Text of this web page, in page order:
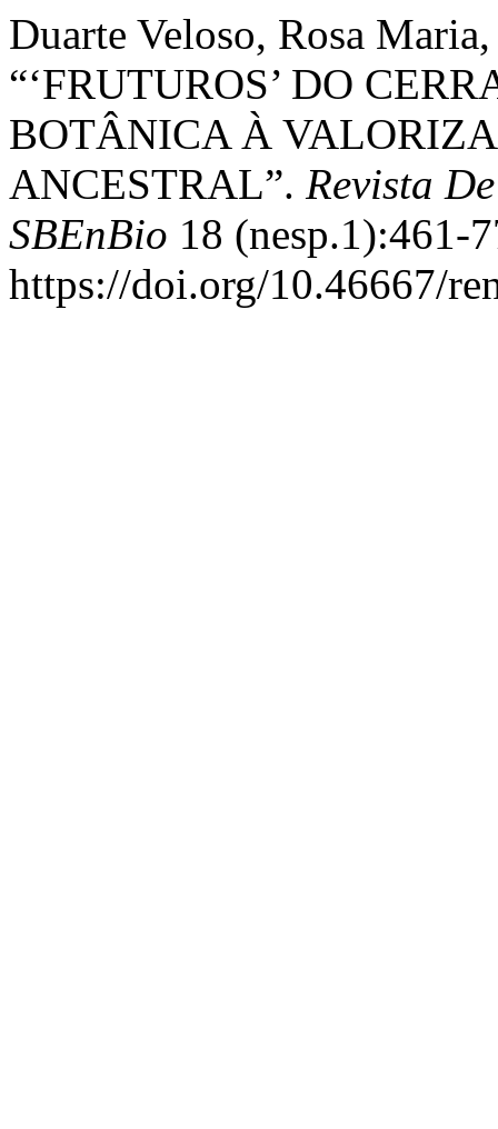
Duarte Veloso, Rosa
“‘FRUTUROS’ DO
BOTÂNICA À
ANCESTRAL”. Revista
SBEnBio 18 (nesp.1):461-
https://doi.org/10.46667/